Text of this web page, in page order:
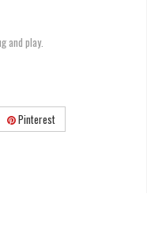
and play.
Pinterest